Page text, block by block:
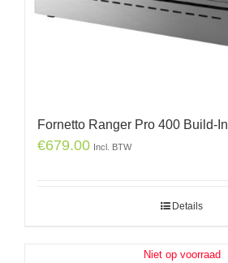
Fornetto Ranger Pro 400 Build-In
€679.00 Incl. BTW
Details
Niet op voorraad